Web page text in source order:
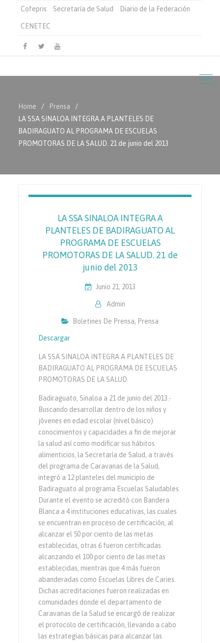
Cofepris Secretaría de Salud Diario de la Federación
CENETEC
Facebook
TwitterYoutube
Home
Prensa
LA SSA SINALOA INTEGRA A PLANTELES DE
BADIRAGUATO AL PROGRAMA DE ESCUELAS
PROMOTORAS DE LA SALUD. 21 de junio del 2013
LA SSA SINALOA INTEGRA A
PLANTELES DE BADIRAGUATO AL
PROGRAMA DE ESCUELAS
PROMOTORAS DE LA SALUD. 21 de
junio del 2013
Junio 21, 2013
Admin
Boletines De Prensa, Prensa
Descargar
LA SSA SINALOA INTEGRA A PLANTELES DE
BADIRAGUATO AL PROGRAMA DE ESCUELAS
PROMOTORAS DE LA SALUD
Badiraguato, Sinaloa a 21 de junio del 2013.-
Buscando desarrollar dentro de los niños y
jóvenes en edad escolar (nivel básico)
conocimientos y capacidades a fin de mejorar
la salud así como modificar sus hábitos
alimenticios, la Secretaría de Salud, a través
del programa de Caravanas de la Salud,
integró a 12 planteles del municipio de
Badiraguato al programa Escuelas Saludables.
Durante el evento se acreditó con Bandera
Blanca a 4 instituciones educativas, las cuales
se encuentran en proceso de certificación, al
alcanzar el 50 por ciento de las metas
establecidas, otras 6 fueron certificadas
alcanzando el 100 por ciento de las metas
establecidas, mientras que 4 más fueron
abanderadas como Escuelas Libres de Caries.
Dichas acreditaciones fueron realizadas en
comunidades donde el departamento de
Caravanas de la Salud se encargó de realizar
el protocolo de certificación, llevando a cabo
las estrategias básicas para alcanzar las